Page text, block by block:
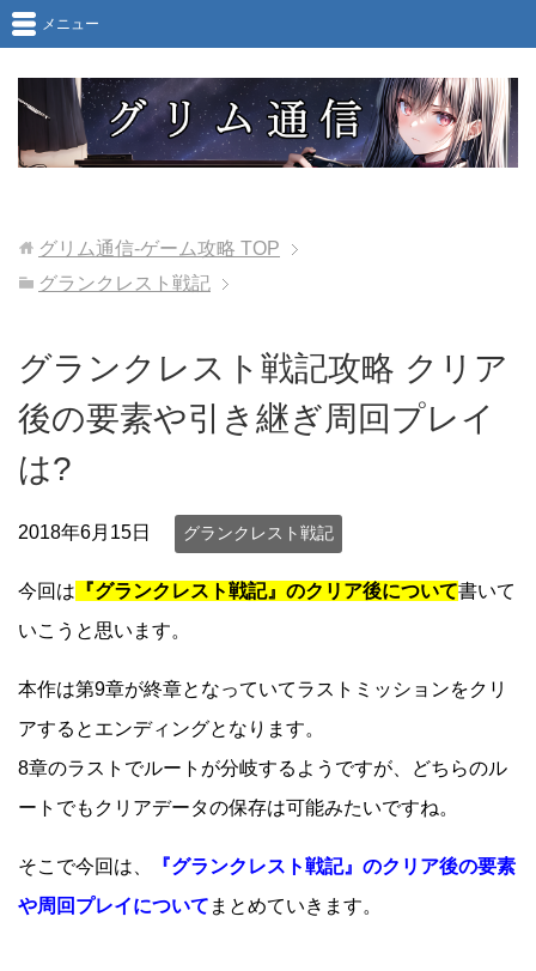
メニュー
グリム通信-ゲーム攻略 TOP
グランクレスト戦記
グランクレスト戦記攻略 クリア
後の要素や引き継ぎ周回プレイ
は?
2018年6月15日 グランクレスト戦記
今回は 『グランクレスト戦記』のクリア後について書いて
いこうと思います。
本作は第9章が終章となっていてラストミッションをクリ
アするとエンディングとなります。
8章のラストでルートが分岐するようですが、どちらのル
ートでもクリアデータの保存は可能みたいですね。
そこで今回は、
『グランクレスト戦記』のクリア後の要素
や周回プレイについて まとめていきます。